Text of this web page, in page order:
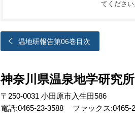
てください
温地研報告第06巻目次
神奈川県温泉地学研究所
〒250-0031 小田原市入生田586
電話:0465-23-3588
ファックス:0465-